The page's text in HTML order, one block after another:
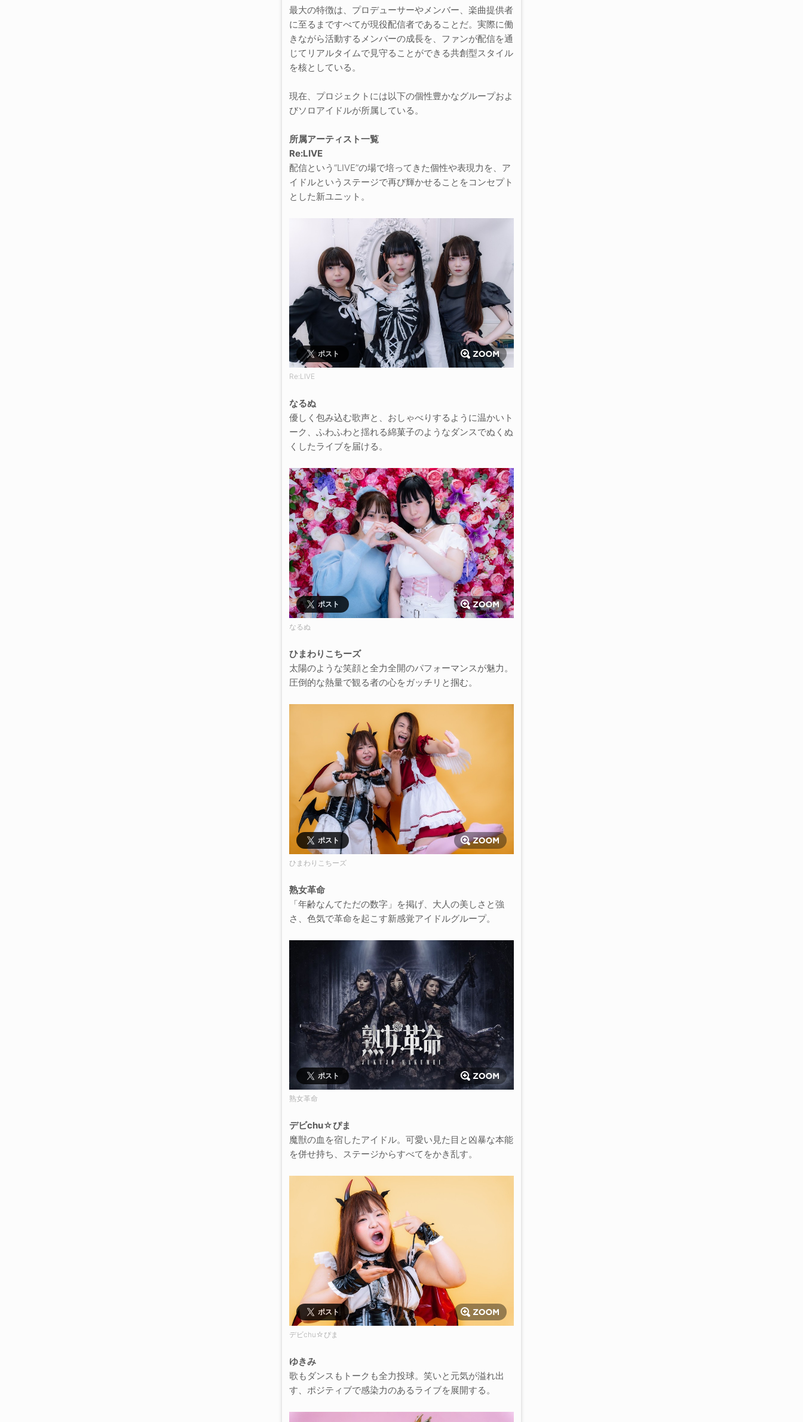
最大の特徴は、プロデューサーやメンバー、楽曲提供者
に至るまですべてが現役配信者であることだ。実際に働
きながら活動するメンバーの成長を、ファンが配信を通
じてリアルタイムで見守ることができる共創型スタイル
を核としている。
現在、プロジェクトには以下の個性豊かなグループおよ
びソロアイドルが所属している。
所属アーティスト一覧
Re:LIVE
配信という“LIVE”の場で培ってきた個性や表現力を、ア
イドルというステージで再び輝かせることをコンセプト
とした新ユニット。
ポスト
Re:LIVE
なるぬ
優しく包み込む歌声と、おしゃべりするように温かいト
ーク、ふわふわと揺れる綿菓子のようなダンスでぬくぬ
くしたライブを届ける。
ポスト
なるぬ
ひまわりこちーズ
太陽のような笑顔と全力全開のパフォーマンスが魅力。
圧倒的な熱量で観る者の心をガッチリと掴む。
ポスト
ひまわりこちーズ
熟女革命
「年齢なんてただの数字」を掲げ、大人の美しさと強
さ、色気で革命を起こす新感覚アイドルグループ。
ポスト
熟女革命
デビchu☆ぴま
魔獣の血を宿したアイドル。可愛い見た目と凶暴な本能
を併せ持ち、ステージからすべてをかき乱す。
ポスト
デビchu☆ぴま
ゆきみ
歌もダンスもトークも全力投球。笑いと元気が溢れ出
す、ポジティブで感染力のあるライブを展開する。